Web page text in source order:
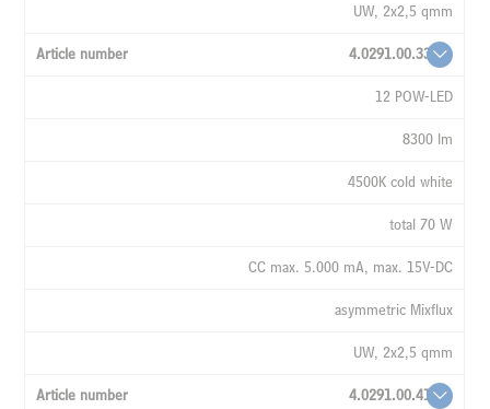
UW, 2x2,5 qmm
4.0291.00.33
12 POW-LED
8300 lm
4500K cold white
total 70 W
CC max. 5.000 mA, max. 15V-DC
asymmetric Mixflux
UW, 2x2,5 qmm
4.0291.00.41